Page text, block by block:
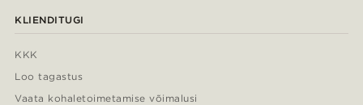
KLIENDITUGI
KKK
Loo tagastus
Vaata kohaletoimetamise võimalusi